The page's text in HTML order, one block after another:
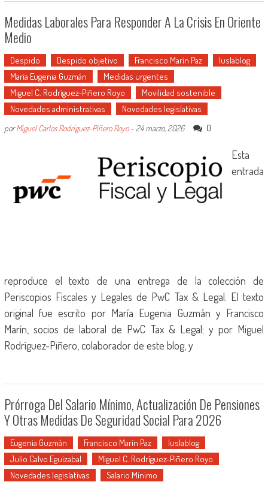
Medidas Laborales Para Responder A La Crisis En Oriente
Medio
Despido Despido objetivo Francisco Marín Paz
Iuslablog
María Eugenia Guzmán
Medidas urgentes
Miguel C. Rodríguez-Piñero Royo
Movilidad sostenible
Novedades administrativas
Novedades legislativas
porMiguel Carlos Rodríguez-Piñero Royo- 24 marzo, 2026 0
Esta
entrada
reproduce el texto de una entrega de la colección de
Periscopios Fiscales y Legales de PwC Tax & Legal. El texto
original fue escrito por María Eugenia Guzmán y Francisco
Marín, socios de laboral de PwC Tax & Legal; y por Miguel
Rodríguez-Piñero, colaborador de este blog, y
Prórroga Del Salario Mínimo, Actualización De Pensiones
Y Otras Medidas De Seguridad Social Para 2026
Eugenia Guzmán Francisco Marín Paz
Iuslablog
Julio Calvo Eguizabal
Miguel C. Rodríguez-Piñero Royo
Novedades legislativas
Salario Mínimo